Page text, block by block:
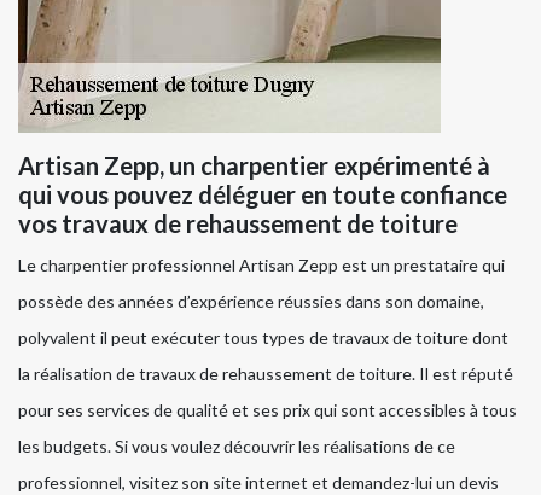
Artisan Zepp, un charpentier expérimenté à
qui vous pouvez déléguer en toute confiance
vos travaux de rehaussement de toiture
Le charpentier professionnel Artisan Zepp est un prestataire qui
possède des années d’expérience réussies dans son domaine,
polyvalent il peut exécuter tous types de travaux de toiture dont
la réalisation de travaux de rehaussement de toiture. Il est réputé
pour ses services de qualité et ses prix qui sont accessibles à tous
les budgets. Si vous voulez découvrir les réalisations de ce
professionnel, visitez son site internet et demandez-lui un devis